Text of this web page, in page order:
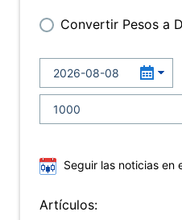
Convertir Pesos a
Seguir las noticias en
Artículos: